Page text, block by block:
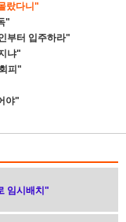
랐다니"
"
부터 입주하라"
냐"
피"
야"
임시배치"